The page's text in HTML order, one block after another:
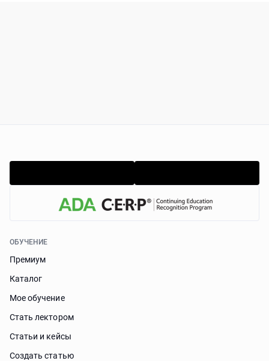
ОБУЧЕНИЕ
Премиум
Каталог
Мое обучение
Стать лектором
Статьи и кейсы
Cоздать статью